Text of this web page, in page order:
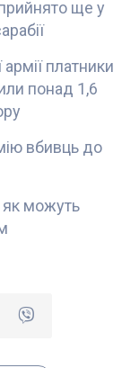
ще у
платники
понад 1,6
вбивць до
як можуть